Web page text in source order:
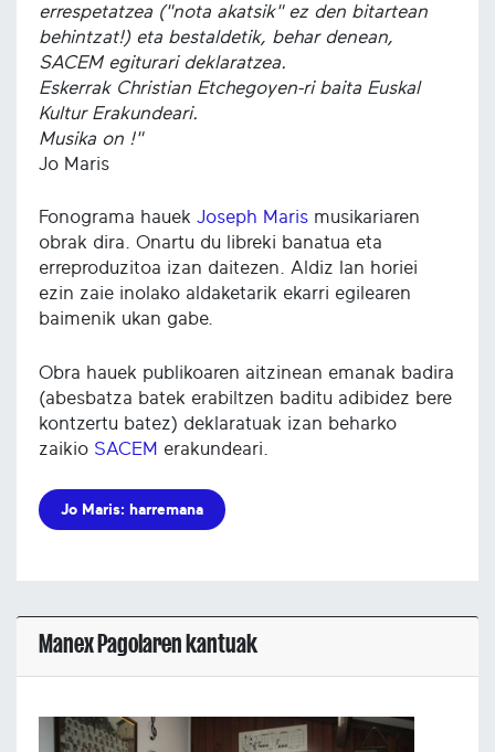
errespetatzea ("nota akatsik" ez den bitartean
behintzat!) eta bestaldetik, behar denean,
SACEM egiturari deklaratzea.
Eskerrak Christian Etchegoyen-ri baita Euskal
Kultur Erakundeari.
Musika on !"
Jo Maris
Fonograma hauek Joseph Maris musikariaren
obrak dira. Onartu du libreki banatua eta
erreproduzitoa izan daitezen. Aldiz lan horiei
ezin zaie inolako aldaketarik ekarri egilearen
baimenik ukan gabe.
Obra hauek publikoaren aitzinean emanak badira
(abesbatza batek erabiltzen baditu adibidez bere
kontzertu batez) deklaratuak izan beharko
zaikio SACEM erakundeari.
Jo Maris: harremana
Manex Pagolaren kantuak